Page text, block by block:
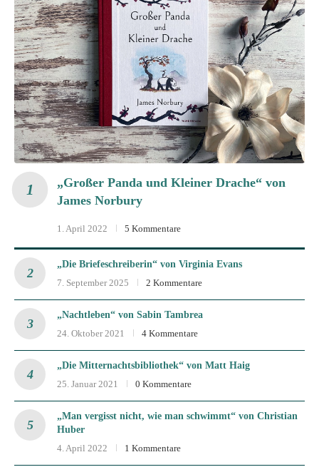
„Großer Panda und Kleiner Drache“ von
James Norbury
1. April 2022 5 Kommentare
„Die Briefeschreiberin“ von Virginia Evans
7. September 2025
2 Kommentare
„Nachtleben“ von Sabin Tambrea
24. Oktober 2021
4 Kommentare
„Die Mitternachtsbibliothek“ von Matt Haig
25. Januar 2021
0 Kommentare
„Man vergisst nicht, wie man schwimmt“ von Christian
Huber
4. April 2022
1 Kommentare